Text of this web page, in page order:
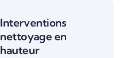
Interventions
nettoyage en
hauteur